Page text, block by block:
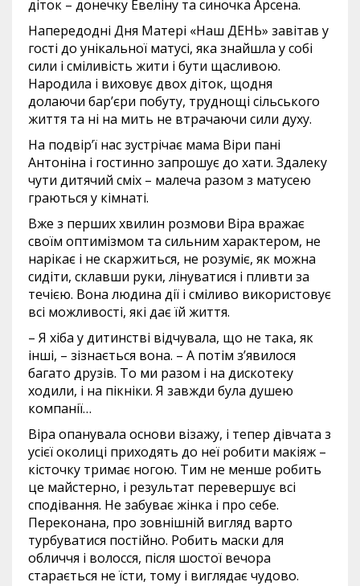
діток – донечку Евеліну та синочка Арсена.
Напередодні Дня Матері «Наш ДЕНЬ» завітав у
гості до унікальної матусі, яка знайшла у собі
сили і сміливість жити і бути щасливою.
Народила і виховує двох діток, щодня
долаючи бар’єри побуту, труднощі сільського
життя та ні на мить не втрачаючи сили духу.
На подвір’ї нас зустрічає мама Віри пані
Антоніна і гостинно запрошує до хати. Здалеку
чути дитячий сміх – малеча разом з матусею
граються у кімнаті.
Вже з перших хвилин розмови Віра вражає
своїм оптимізмом та сильним характером, не
нарікає і не скаржиться, не розуміє, як можна
сидіти, склавши руки, лінуватися і пливти за
течією. Вона людина дії і сміливо використовує
всі можливості, які дає їй життя.
– Я хіба у дитинстві відчувала, що не така, як
інші, – зізнається вона. – А потім з’явилося
багато друзів. То ми разом і на дискотеку
ходили, і на пікніки. Я завжди була душею
компанії…
Віра опанувала основи візажу, і тепер дівчата з
усієї околиці приходять до неї робити макіяж –
кісточку тримає ногою. Тим не менше робить
це майстерно, і результат перевершує всі
сподівання. Не забуває жінка і про себе.
Переконана, про зовнішній вигляд варто
турбуватися постійно. Робить маски для
обличчя і волосся, після шостої вечора
старається не їсти, тому і виглядає чудово.